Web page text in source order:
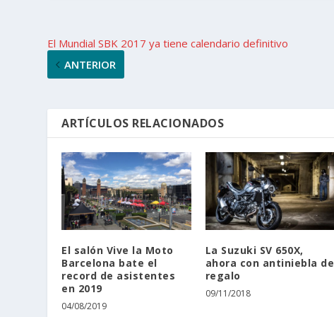
El Mundial SBK 2017 ya tiene calendario definitivo
ANTERIOR
ARTÍCULOS RELACIONADOS
El salón Vive la Moto
Barcelona bate el
record de asistentes
en 2019
04/08/2019
La Suzuki SV 650X,
ahora con antiniebla de
regalo
09/11/2018